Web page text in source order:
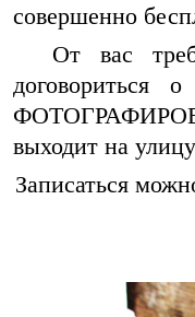
совершенно
От вас
договориться
выходит на
Записаться